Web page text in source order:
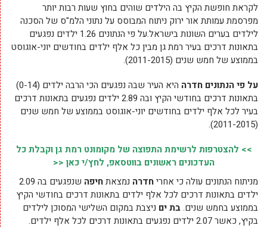
לקראת חופשת הקיץ בה הילדים שוהים בחוץ שעות רבות יותר
מפרסמת עמותת אור ירוק ניתוח המבוסס על נתוני הלמ"ס של הסכנה
לילדים בערים השונות בישראל.על פי הנתונים 1.26 ילדים נפגעים
בתאונות דרכים בעיר רמת גן מבין כל אלף ילדים בחודשים יוני-אוגוסט
בממוצע של חמש שנים (2011-2015).
על פי הנתונים חדרה
היא העיר שבה נפגעים הכי הרבה ילדים (0-14)
בתאונות דרכים בחודשי הקיץ ובה 2.89 ילדים נפגעים בתאונות דרכים
בעיר לכל אלף ילדים בחודשים יוני-אוגוסט בממוצע של חמש שנים
(2011-2015).
>> להצטרפות לרשימת התפוצה של מקומונט רמת גן וקבלת כל
העדכונים ראשונים בווטסאפ, לחץ/י כאן <<
מניתוח הנתונים עולה כי אחריחדרה נמצאתחיפה
שנפגעים בה 2.09
ילדים בתאונות דרכים לכל אלף ילדים בתאונות דרכים בחודשי הקיץ
בממוצע בחמש שנים.בת ים ניצבת במקום השלישי המסוכן לילדים
בקיץ, כאשר 2.07 ילדים נפגעים בתאונות דרכים לכל אלף ילדים.